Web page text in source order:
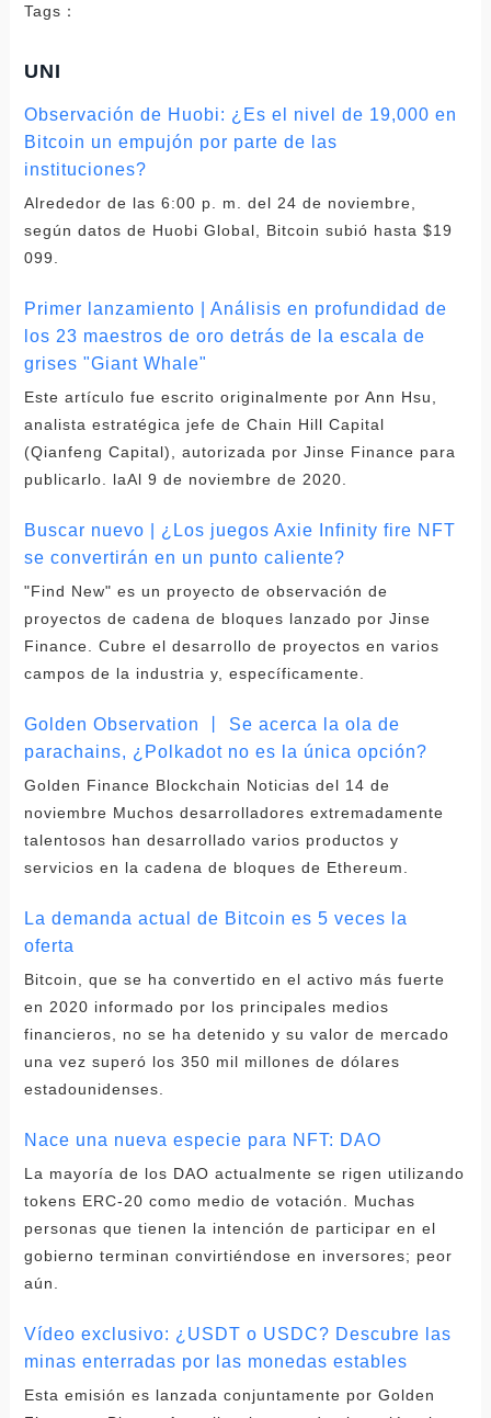
Tags：
UNI
Observación de Huobi: ¿Es el nivel de 19,000 en
Bitcoin un empujón por parte de las
instituciones?
Alrededor de las 6:00 p. m. del 24 de noviembre,
según datos de Huobi Global, Bitcoin subió hasta $19
099.
Primer lanzamiento | Análisis en profundidad de
los 23 maestros de oro detrás de la escala de
grises "Giant Whale"
Este artículo fue escrito originalmente por Ann Hsu,
analista estratégica jefe de Chain Hill Capital
(Qianfeng Capital), autorizada por Jinse Finance para
publicarlo. laAl 9 de noviembre de 2020.
Buscar nuevo | ¿Los juegos Axie Infinity fire NFT
se convertirán en un punto caliente?
"Find New" es un proyecto de observación de
proyectos de cadena de bloques lanzado por Jinse
Finance. Cubre el desarrollo de proyectos en varios
campos de la industria y, específicamente.
Golden Observation 丨 Se acerca la ola de
parachains, ¿Polkadot no es la única opción?
Golden Finance Blockchain Noticias del 14 de
noviembre Muchos desarrolladores extremadamente
talentosos han desarrollado varios productos y
servicios en la cadena de bloques de Ethereum.
La demanda actual de Bitcoin es 5 veces la
oferta
Bitcoin, que se ha convertido en el activo más fuerte
en 2020 informado por los principales medios
financieros, no se ha detenido y su valor de mercado
una vez superó los 350 mil millones de dólares
estadounidenses.
Nace una nueva especie para NFT: DAO
La mayoría de los DAO actualmente se rigen utilizando
tokens ERC-20 como medio de votación. Muchas
personas que tienen la intención de participar en el
gobierno terminan convirtiéndose en inversores; peor
aún.
Vídeo exclusivo: ¿USDT o USDC? Descubre las
minas enterradas por las monedas estables
Esta emisión es lanzada conjuntamente por Golden